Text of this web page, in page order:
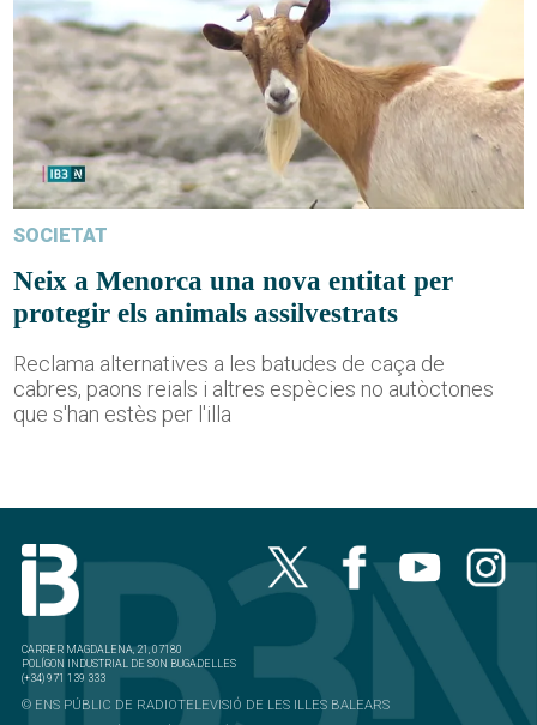
SOCIETAT
Neix a Menorca una nova entitat per
protegir els animals assilvestrats
Reclama alternatives a les batudes de caça de
cabres, paons reials i altres espècies no autòctones
que s'han estès per l'illa
CARRER MAGDALENA, 21, 07180
POLÍGON INDUSTRIAL DE SON BUGADELLES
(+34) 971 139 333
© ENS PÚBLIC DE RADIOTELEVISIÓ DE LES ILLES BALEARS